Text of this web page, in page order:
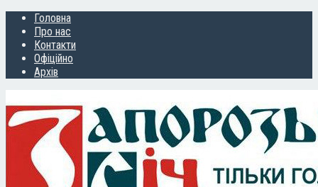
Головна
Про нас
Контакти
Офіційно
Архів